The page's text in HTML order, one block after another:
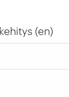
(en)